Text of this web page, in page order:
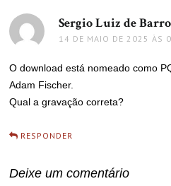
Sergio Luiz de
14 DE MAIO DE 2025 ÀS
O download está nomeado como
Adam Fischer.
Qual a gravação correta?
RESPONDER
Deixe um comentário